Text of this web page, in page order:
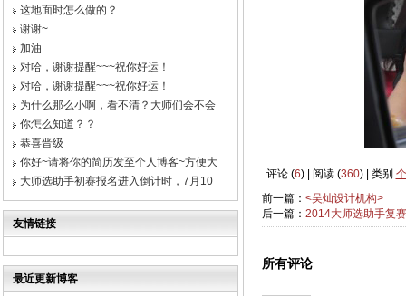
这地面时怎么做的？
谢谢~
加油
对哈，谢谢提醒~~~祝你好运！
对哈，谢谢提醒~~~祝你好运！
为什么那么小啊，看不清？大师们会不会
你怎么知道？？
恭喜晋级
你好~请将你的简历发至个人博客~方便大
大师选助手初赛报名进入倒计时，7月10
友情链接
最近更新博客
评论 (6) | 阅读 (360) | 类别
前一篇： <吴灿设计机构>
后一篇： 2014大师选助手复
所有评论